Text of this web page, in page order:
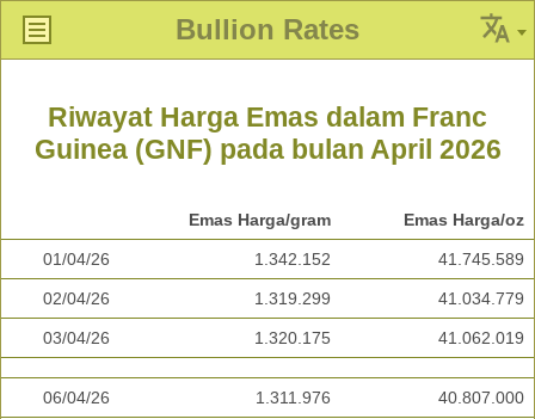
Bullion Rates
Riwayat Harga Emas dalam Franc
Guinea (GNF) pada bulan April 2026
Emas Harga/gram Emas Harga/oz
01/04/26 1.342.152 41.745.589
02/04/26 1.319.299 41.034.779
03/04/26 1.320.175 41.062.019
06/04/26 1.311.976 40.807.000